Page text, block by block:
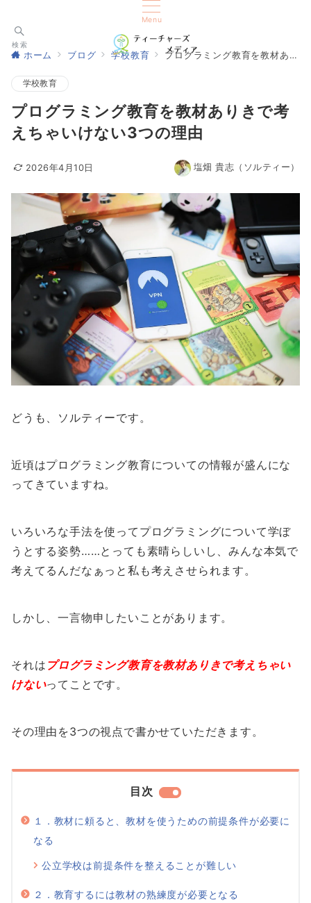
Menu
検索
ホーム ブログ 学校教育 プログラミング教育を教材ありきで考えちゃいけない3つの理由
学校教育
プログラミング教育を教材ありきで考
えちゃいけない3つの理由
2026年4月10日 塩畑 貴志（ソルティー）
どうも、ソルティーです。
近頃はプログラミング教育についての情報が盛んにな
ってきていますね。
いろいろな手法を使ってプログラミングについて学ぼ
うとする姿勢……とっても素晴らしいし、みんな本気で
考えてるんだなぁっと私も考えさせられます。
しかし、一言物申したいことがあります。
それは プログラミング教育を教材ありきで考えちゃい
けないってことです。
その理由を3つの視点で書かせていただきます。
目次
１．教材に頼ると、教材を使うための前提条件が必要に
なる
公立学校は前提条件を整えることが難しい
２．教育するには教材の熟練度が必要となる